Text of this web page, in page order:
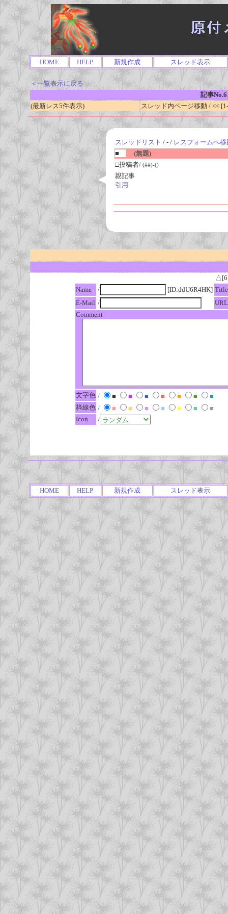
HOME HELP 新規作成 スレッド表示
＜一覧表示に戻る
記事
(最新レス5件表示)
スレッド内ページ移動 / <<
スレッドリスト / - / レスフォームへ移
■
(無題)
□投稿者/ (##)-()
親記事
引用
Name
/ [ID:ddU6R4HK] Title
E-Mail /
URL
Comment
文字色 / ■ ■ ■ ■ ■ ■
■
枠線色 / ■ ■ ■ ■ ■ ■
■
Icon
/
HOME HELP 新規作成 スレッド表示